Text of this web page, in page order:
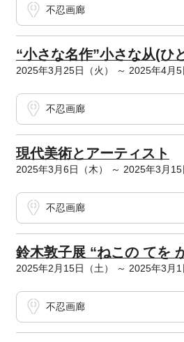
不忍画廊
“小さな名作”小さな从(ひ
2025年3月25日（火） ～ 2025年4月5
不忍画廊
現代美術とアーティスト
2025年3月6日（木） ～ 2025年3月15
不忍画廊
鈴木敦子展 “ねこの てを
2025年2月15日（土） ～ 2025年3月1
不忍画廊